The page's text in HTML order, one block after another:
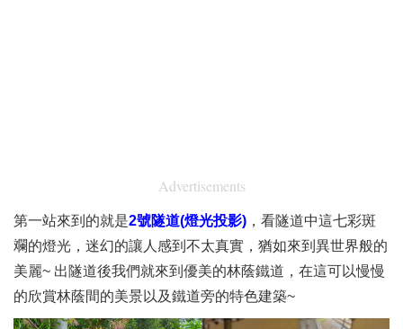
Advertisements
第一站來到的就是2號隧道(燈光投影) ，看隧道中這七彩斑
斕的燈光，迷幻的讓人感到不太真實，猶如來到異世界般的
美麗~ 出隧道後我們就來到優美的林蔭鐵道，在這可以慢慢
的欣賞林蔭間的美景以及鐵道旁的特色建築~